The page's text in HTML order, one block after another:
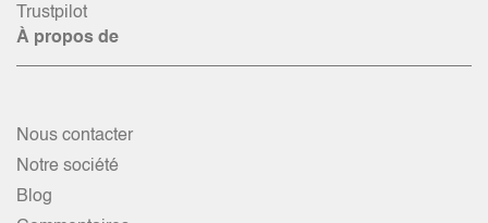
Trustpilot
À propos de
Nous contacter
Notre société
Blog